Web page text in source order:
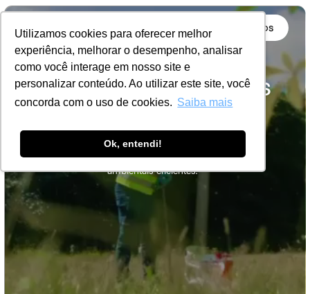
Utilizamos cookies para oferecer melhor
experiência, melhorar o desempenho, analisar
como você interage em nosso site e
personalizar conteúdo. Ao utilizar este site, você
concorda com o uso de cookies. Saiba mais
Ok, entendi!
Relatórios
Dados precisos para
decisões sustentáveis
Relatórios completos e análises detalhadas para
impulsionar decisões sustentáveis e estratégias
ambientais eficientes.